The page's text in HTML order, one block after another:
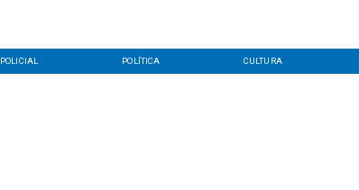
POLICIAL POLÍTICA CULTURA